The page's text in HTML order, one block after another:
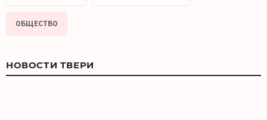
ОБЩЕСТВО
НОВОСТИ ТВЕРИ